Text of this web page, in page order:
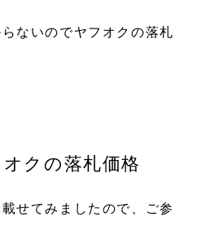
ないのでヤフオクの落札
クの落札価格
せてみましたので、ご参